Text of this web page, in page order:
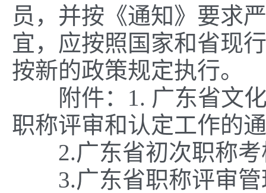
员，并按《通知》要求
宜，应按照国家和省现
按新的政策规定执行。
附件：1. 广东省文化
职称评审和认定工作的
2.广东省初次职称考
3.广东省职称评审管